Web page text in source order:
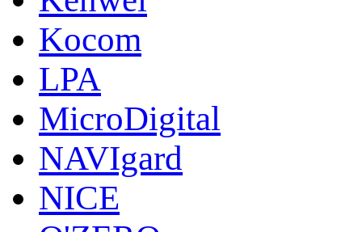
Kocom
LPA
MicroDigital
NAVIgard
NICE